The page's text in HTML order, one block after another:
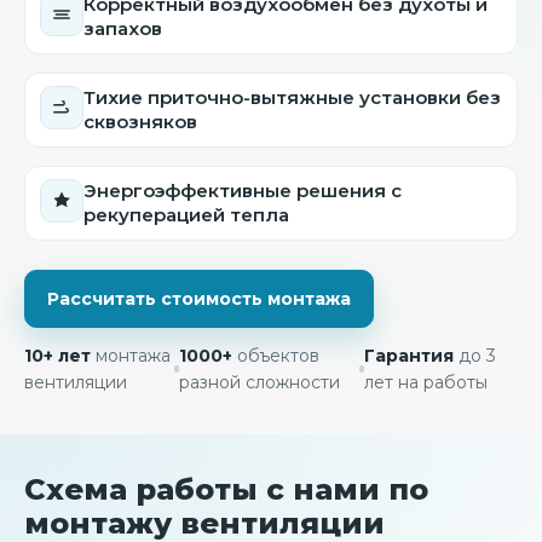
запахов
Тихие приточно-вытяжные установки без
сквозняков
Энергоэффективные решения с
рекуперацией тепла
Рассчитать стоимость монтажа
10+ лет монтажа
вентиляции
1000+ объектов
разной сложности
Гарантиядо 3
лет на работы
Схема работы с нами по
монтажу вентиляции